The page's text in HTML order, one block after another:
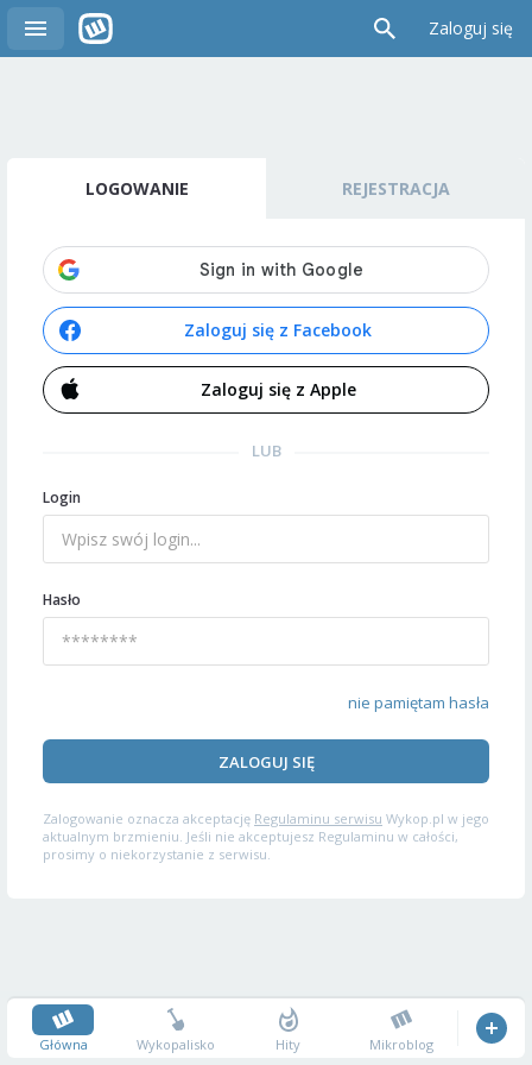
Zaloguj się
LOGOWANIE REJESTRACJA
Zaloguj się z Facebook
Zaloguj się z Apple
LUB
Login
Hasło
nie pamiętam hasła
ZALOGUJ SIĘ
Zalogowanie oznacza akceptację Regulaminu serwisu Wykop.pl w jego
aktualnym brzmieniu. Jeśli nie akceptujesz Regulaminu w całości,
prosimy o niekorzystanie z serwisu.
Główna Wykopalisko Hity Mikroblog